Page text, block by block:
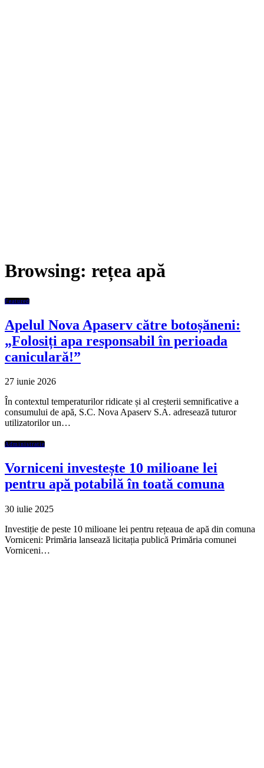
Browsing: rețea apă
Featured
Apelul Nova Apaserv către botoșăneni:
„Folosiți apa responsabil în perioada
caniculară!”
27 iunie 2026
În contextul temperaturilor ridicate și al creșterii semnificative a
consumului de apă, S.C. Nova Apaserv S.A. adresează tuturor
utilizatorilor un…
Administratie
Vorniceni investește 10 milioane lei
pentru apă potabilă în toată comuna
30 iulie 2025
Investiție de peste 10 milioane lei pentru rețeaua de apă din comuna
Vorniceni: Primăria lansează licitația publică Primăria comunei
Vorniceni…